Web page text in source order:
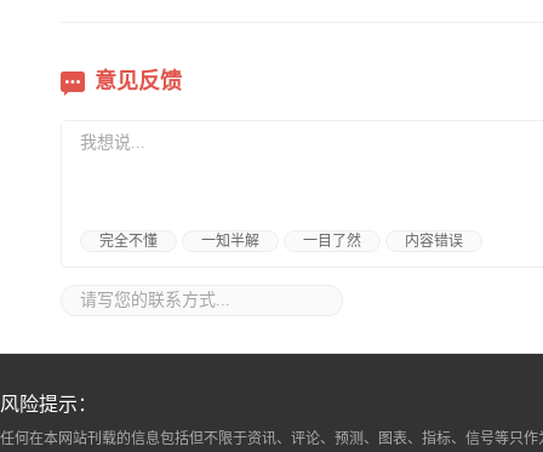
意见反馈
完全不懂 一知半解 一目了然 内容错误
风险提示：
任何在本网站刊载的信息包括但不限于资讯、评论、预测、图表、指标、信号等只